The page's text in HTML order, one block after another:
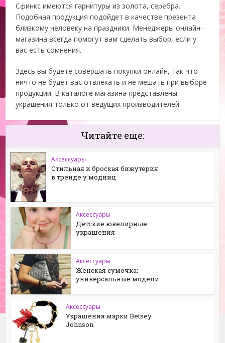
Сфинкс имеются гарнитуры из золота, серебра.
Подобная продукция подойдет в качестве презента
близкому человеку на праздники. Менеджеры онлайн-
магазина всегда помогут вам сделать выбор, если у
вас есть сомнения.
Здесь вы будете совершать покупки онлайн, так что
ничто не будет вас отвлекать и не мешать при выборе
продукции. В каталоге магазина представлены
украшения только от ведущих производителей.
Читайте еще:
Аксессуары
Стильная и броская бижутерия
в тренде у модниц
Аксессуары
Детские ювелирные
украшения
Аксессуары
Женская сумочка:
универсальные модели
Аксессуары
Украшения марки Betsey
Johnson